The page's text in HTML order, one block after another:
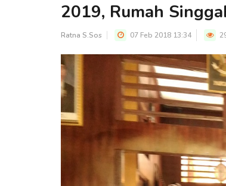
2019, Rumah
Ratna S.Sos 07 Feb 2018 13:34